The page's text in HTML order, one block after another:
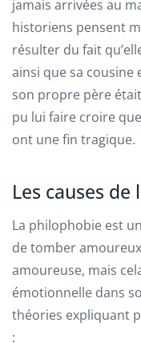
jamais arrivées au
historiens pensent
résulter du fait
ainsi que sa cousine
son propre père
pu lui faire croire
ont une fin tragique.
Les causes
La philophobie est
de tomber
amoureuse, mais
émotionnelle dans
théories expliquant
: